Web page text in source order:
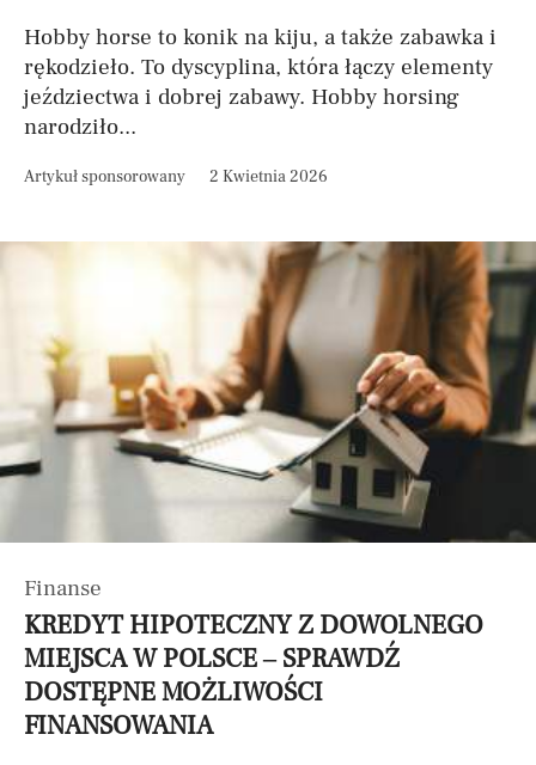
Hobby horse to konik na kiju, a także zabawka i
rękodzieło. To dyscyplina, która łączy elementy
jeździectwa i dobrej zabawy. Hobby horsing
narodziło...
Artykuł sponsorowany 2 Kwietnia 2026
Finanse
KREDYT HIPOTECZNY Z DOWOLNEGO
MIEJSCA W POLSCE – SPRAWDŹ
DOSTĘPNE MOŻLIWOŚCI
FINANSOWANIA